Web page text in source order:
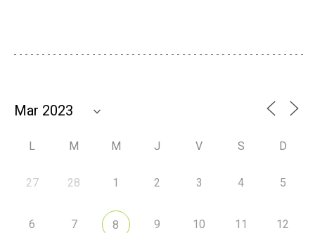
L M M J V S D
27 28 1 2 3 4 5
6 7 8 9 10 11 12